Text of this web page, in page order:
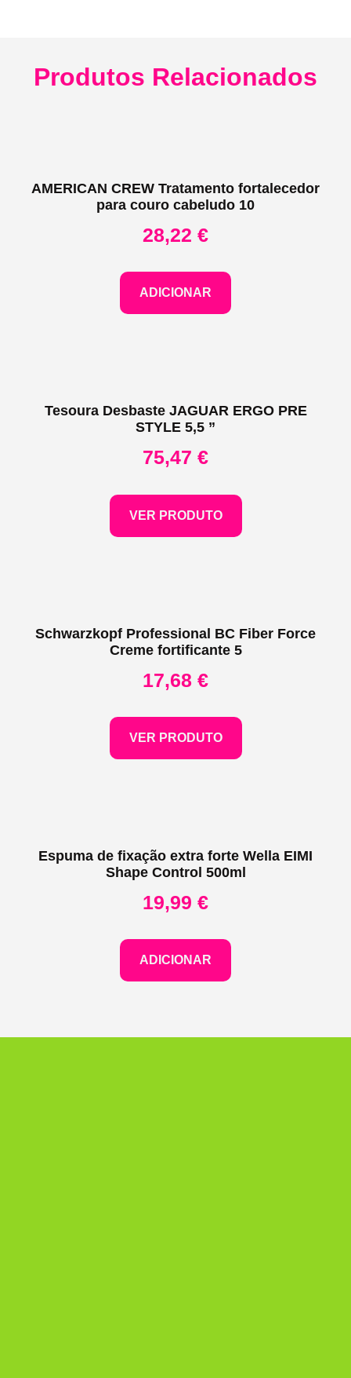
Produtos Relacionados
AMERICAN CREW Tratamento fortalecedor
para couro cabeludo 10
28,22 €
ADICIONAR
Tesoura Desbaste JAGUAR ERGO PRE
STYLE 5,5 ”
75,47 €
VER PRODUTO
Schwarzkopf Professional BC Fiber Force
Creme fortificante 5
17,68 €
VER PRODUTO
Espuma de fixação extra forte Wella EIMI
Shape Control 500ml
19,99 €
ADICIONAR